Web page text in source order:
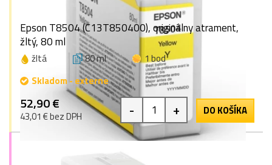
Epson T8504 (C13T850400), originálny atrament,
žltý, 80 ml
žltá 80 ml
1 bod
Skladom - externe
52,90 €
43,01 € bez DPH - + DO KOŠÍKA